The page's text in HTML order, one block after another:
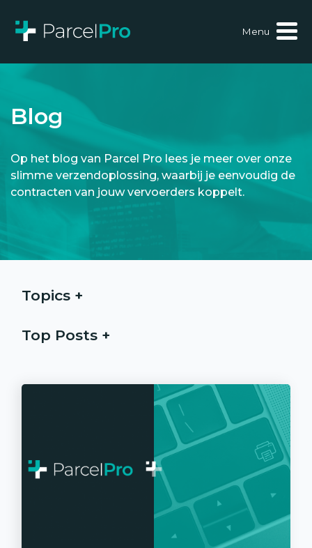
Menu
Blog
Op het blog van Parcel Pro lees je meer over onze
slimme verzendoplossing, waarbij je eenvoudig de
contracten van jouw vervoerders koppelt.
Topics
Top Posts